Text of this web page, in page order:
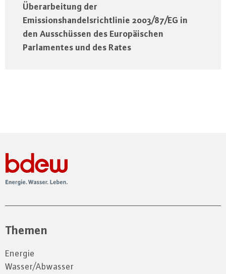
Überarbeitung der
Emissionshandelsrichtlinie 2003/87/EG in
den Ausschüssen des Europäischen
Parlamentes und des Rates
Themen
Energie
Wasser/Abwasser